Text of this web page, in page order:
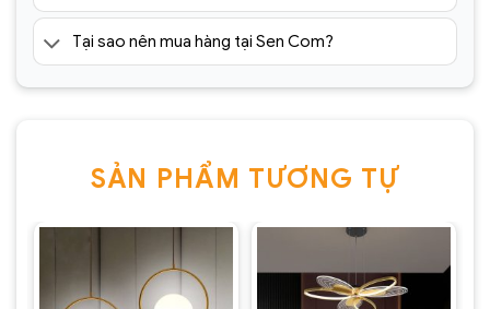
Tại sao nên mua hàng tại Sen Com?
SẢN PHẨM TƯƠNG TỰ